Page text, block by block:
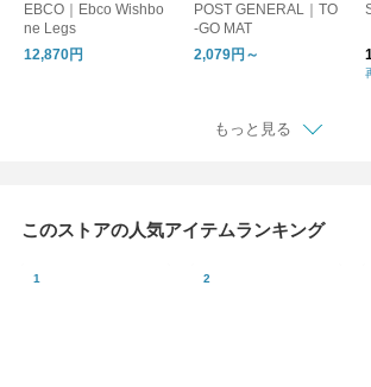
EBCO｜Ebco Wishbo
ne Legs
12,870円
POST GENERAL｜TO
-GO MAT
2,079円～
もっと見る
このストアの人気アイテムランキング